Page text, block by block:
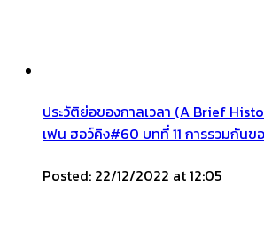
ประวัติย่อของกาลเวลา (A Brief
เฟน ฮอว์คิง#60 บทที่ 11 การรวมกัน
Posted: 22/12/2022 at 12:05